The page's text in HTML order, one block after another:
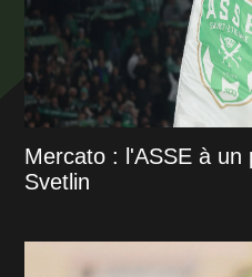
Mercato : l'ASSE à un
Svetlin